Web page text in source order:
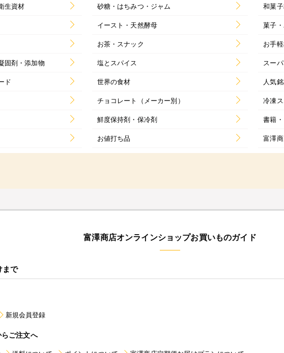
生資材
砂糖・はちみつ・ジャム
和菓
イースト・天然酵母
菓子
お茶・スナック
お手
固剤・添加物
塩とスパイス
スー
ド
世界の食材
人気
チョコレート（メーカー別）
冷凍
鮮度保持剤・保冷剤
書籍
お値打ち品 富澤
富澤商店オンラインショップお買いものガイド
まで
新規会員登録
ご注文へ